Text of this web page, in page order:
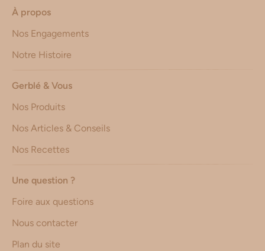
À propos
Nos Engagements
Notre Histoire
Gerblé & Vous
Nos Produits
Nos Articles & Conseils
Nos Recettes
Une question ?
Foire aux questions
Nous contacter
Plan du site